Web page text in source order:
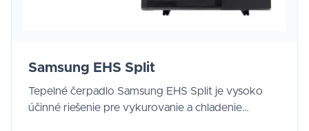
Samsung EHS Split
Tepelné čerpadlo Samsung EHS Split je vysoko
účinné riešenie pre vykurovanie a chladenie